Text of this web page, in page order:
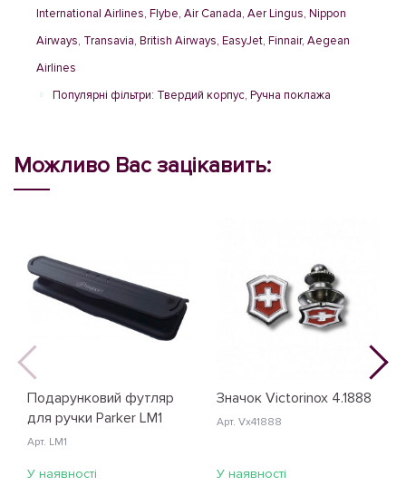
International Airlines, Flybe, Air Canada, Aer Lingus, Nippon
Airways, Transavia, British Airways, EasyJet, Finnair, Aegean
Airlines
Популярні фільтри: Твердий корпус, Ручна поклажа
Можливо Вас зацікавить:
Подарунковий футляр
для ручки Parker LM1
Арт. LM1
У наявності
Значок Victorinox 4.1888
Арт. Vx41888
У наявності